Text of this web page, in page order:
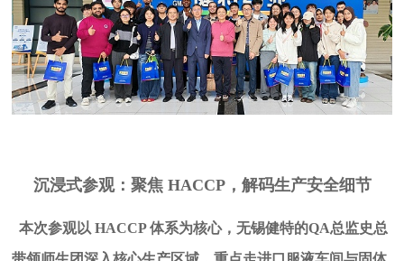
沉浸式参观：聚焦HACCP，解码生产安全细节
本次参观以 HACCP 体系为核心，无锡健特的QA总监史总